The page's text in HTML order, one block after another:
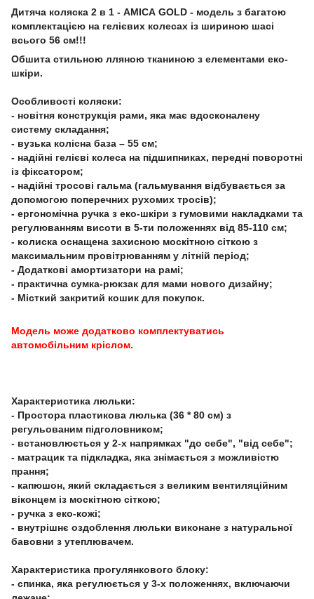
Дитяча коляска 2 в 1 - AMICA GOLD - модель з багатою
комплектацією на гелієвих колесах із шириною шасі
всього 56 см!!!
Обшита стильною лляною тканиною з елементами еко-
шкіри.
Особливості коляски:
- новітня конструкція рами, яка має вдосконалену
систему складання;
- вузька колісна база – 55 см;
- надійні гелієві колеса на підшипниках, передні поворотні
із фіксатором;
- надійні тросові гальма (гальмування відбувається за
допомогою поперечних рухомих тросів);
- ергономічна ручка з еко-шкіри з гумовими накладками та
регулюванням висоти в 5-ти положеннях від 85-110 см;
- колиска оснащена захисною москітною сіткою з
максимальним провітрюванням у літній період;
- Додаткові амортизатори на рамі;
- практична сумка-рюкзак для мами нового дизайну;
- Місткий закритий кошик для покупок.
Модель може додатково комплектуватись
автомобільним кріслом.
Характеристика люльки:
- Простора пластикова люлька (36 * 80 см) з
регульованим підголовником;
- встановлюється у 2-х напрямках "до себе", "від себе";
- матрацик та підкладка, яка знімається з можливістю
прання;
- капюшон, який складається з великим вентиляційним
віконцем із москітною сіткою;
- ручка з еко-кожі;
- внутрішнє оздоблення люльки виконане з натуральної
бавовни з утеплювачем.
Характеристика прогулянкового блоку:
- спинка, яка регулюється у 3-х положеннях, включаючи